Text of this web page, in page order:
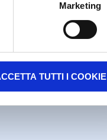
Marketing
TUTTI I COOKIE